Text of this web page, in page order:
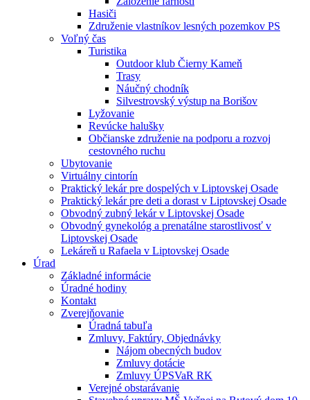
Hasiči
Združenie vlastníkov lesných pozemkov PS
Voľný čas
Turistika
Outdoor klub Čierny Kameň
Trasy
Náučný chodník
Silvestrovský výstup na Borišov
Lyžovanie
Revúcke halušky
Občianske združenie na podporu a rozvoj
cestovného ruchu
Ubytovanie
Virtuálny cintorín
Praktický lekár pre dospelých v Liptovskej Osade
Praktický lekár pre deti a dorast v Liptovskej Osade
Obvodný zubný lekár v Liptovskej Osade
Obvodný gynekológ a prenatálne starostlivosť v
Liptovskej Osade
Lekáreň u Rafaela v Liptovskej Osade
Úrad
Základné informácie
Úradné hodiny
Kontakt
Zverejňovanie
Úradná tabuľa
Zmluvy, Faktúry, Objednávky
Nájom obecných budov
Zmluvy dotácie
Zmluvy ÚPSVaR RK
Verejné obstarávanie